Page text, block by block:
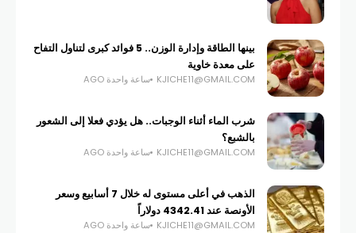
بينها الطاقة وإدارة الوزن.. 5 فوائد كبرى لتناول التفاح
على معدة خاوية
KJICHE11@GMAIL.COM ساعة واحدة AGO
شرب الماء أثناء الوجبات.. هل يؤدي فعلا إلى الشعور
بالشبع؟
KJICHE11@GMAIL.COM ساعة واحدة AGO
الذهب في أعلى مستوى له خلال 7 أسابيع وسعر
الأونصة عند 4342.41 دولاراً
KJICHE11@GMAIL.COM ساعة واحدة AGO